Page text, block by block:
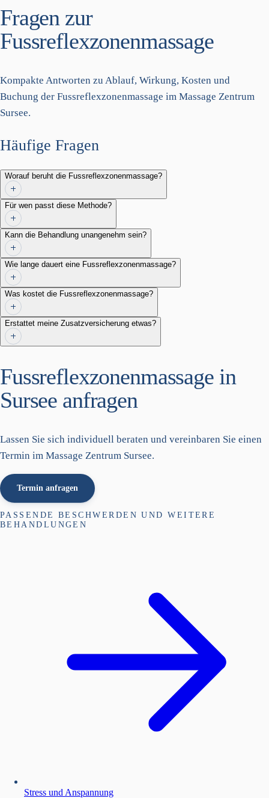
Fragen zur
Fussreflexzonenmassage
Kompakte Antworten zu Ablauf, Wirkung, Kosten und
Buchung der Fussreflexzonenmassage im Massage Zentrum
Sursee.
Häufige Fragen
Worauf beruht die Fussreflexzonenmassage?
Für wen passt diese Methode?
Kann die Behandlung unangenehm sein?
Wie lange dauert eine Fussreflexzonenmassage?
Was kostet die Fussreflexzonenmassage?
Erstattet meine Zusatzversicherung etwas?
Fussreflexzonenmassage in
Sursee anfragen
Lassen Sie sich individuell beraten und vereinbaren Sie einen
Termin im Massage Zentrum Sursee.
Termin anfragen
PASSENDE BESCHWERDEN UND WEITERE
BEHANDLUNGEN
Stress und Anspannung